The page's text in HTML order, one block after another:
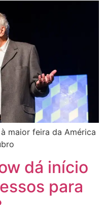
maior feira da América
dá início
para